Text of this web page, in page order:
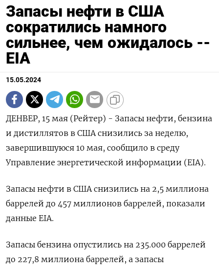
Запасы нефти в США
сократились намного
сильнее, чем ожидалось --
EIA
15.05.2024
ДЕНВЕР, 15 мая (Рейтер) - Запасы нефти, бензина
и дистиллятов в США снизились за неделю,
завершившуюся 10 мая, сообщило в среду
Управление энергетической информации (EIA).
Запасы нефти в США снизились на 2,5 миллиона
баррелей до 457 миллионов баррелей, показали
данные EIA.
Запасы бензина опустились на 235.000 баррелей
до 227,8 миллиона баррелей, а запасы